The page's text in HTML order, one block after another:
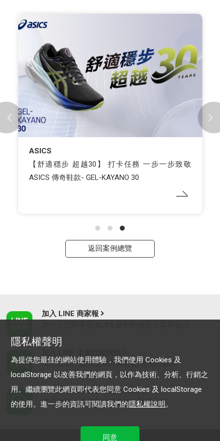
ASICS
【舒適穩步 超越30】 打卡任務 一步一步致敬
ASICS 傳奇鞋款- GEL-KAYANO 30
返回案例總覽
加入 LINE 商家報
為企業客戶提供最新市場趨勢, 應用與案例
LINE Biz-Solutions YouTube
實用教學、成功案例等多樣化影音內容
服務條款
隱私權聲明
為提供您最佳的網站使用體驗，我們使用 Cookies 及
localStorage 以改善我們的網頁，以作為技術、分析、行銷之
用。繼續瀏覽此網頁即代表您同意 Cookies 及 localStorage
的使用。進一步的資訊可閱讀我們的隱私權說明。
同意